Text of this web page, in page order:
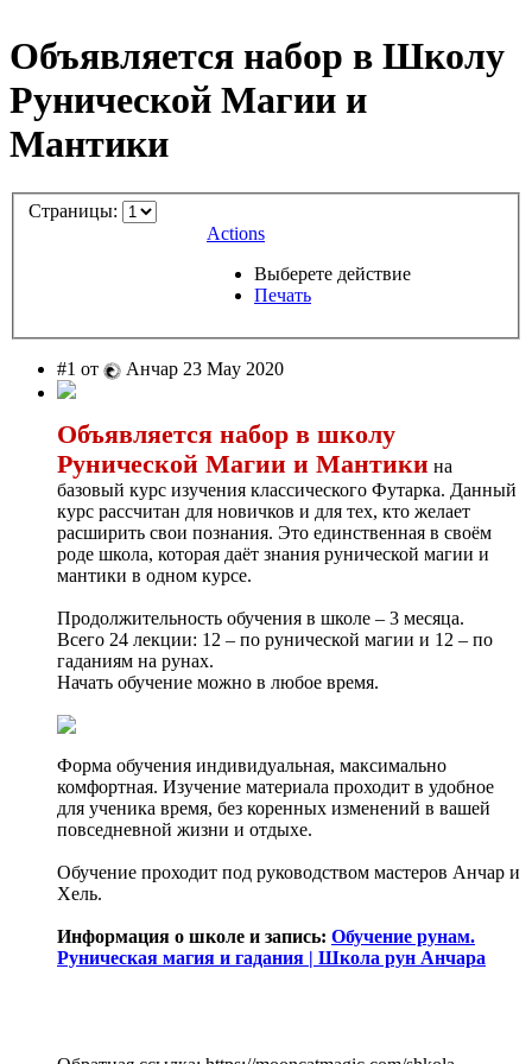
Объявляется набор в Школу
Рунической Магии и
Мантики
Страницы:
Actions
Выберете действие
Печать
#1 от Анчар 23 May 2020
Объявляется набор в школу
Рунической Магии и Мантики на
базовый курс изучения классического Футарка. Данный
курс рассчитан для новичков и для тех, кто желает
расширить свои познания. Это единственная в своём
роде школа, которая даёт знания рунической магии и
мантики в одном курсе.
Продолжительность обучения в школе – 3 месяца.
Всего 24 лекции: 12 – по рунической магии и 12 – по
гаданиям на рунах.
Начать обучение можно в любое время.
Форма обучения индивидуальная, максимально
комфортная. Изучение материала проходит в удобное
для ученика время, без коренных изменений в вашей
повседневной жизни и отдыхе.
Обучение проходит под руководством мастеров Анчар и
Хель.
Информация о школе и запись: Обучение рунам.
Руническая магия и гадания | Школа рун Анчара